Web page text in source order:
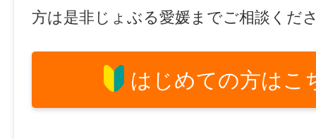
方は是非じょぶる愛媛までご相談くだ
はじめての方はこ